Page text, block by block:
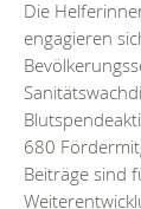
Die
engagieren
680
Beiträge sind